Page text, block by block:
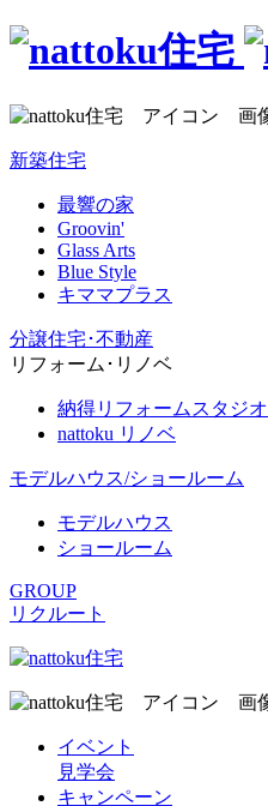
新築住宅
最響の家
Groovin'
Glass Arts
Blue Style
キママプラス
分譲住宅･不動産
リフォーム･リノベ
納得リフォームスタジオ
nattoku リノベ
モデルハウス/ショールーム
モデルハウス
ショールーム
GROUP
リクルート
イベント
見学会
キャンペーン